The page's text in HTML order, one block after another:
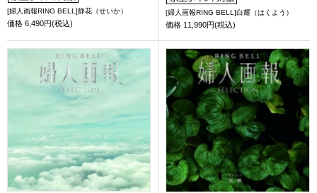
[婦人画報RING BELL]静花（せいか）
価格 6,490円(税込)
[婦人画報RING BELL]白耀（はくよう）
価格 11,990円(税込)